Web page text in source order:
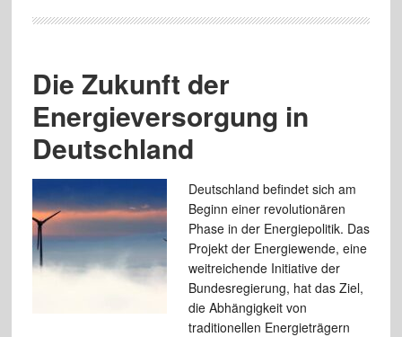
Die Zukunft der
Energieversorgung in
Deutschland
Deutschland befindet sich am
Beginn einer revolutionären
Phase in der Energiepolitik. Das
Projekt der Energiewende, eine
weitreichende Initiative der
Bundesregierung, hat das Ziel,
die Abhängigkeit von
traditionellen Energieträgern